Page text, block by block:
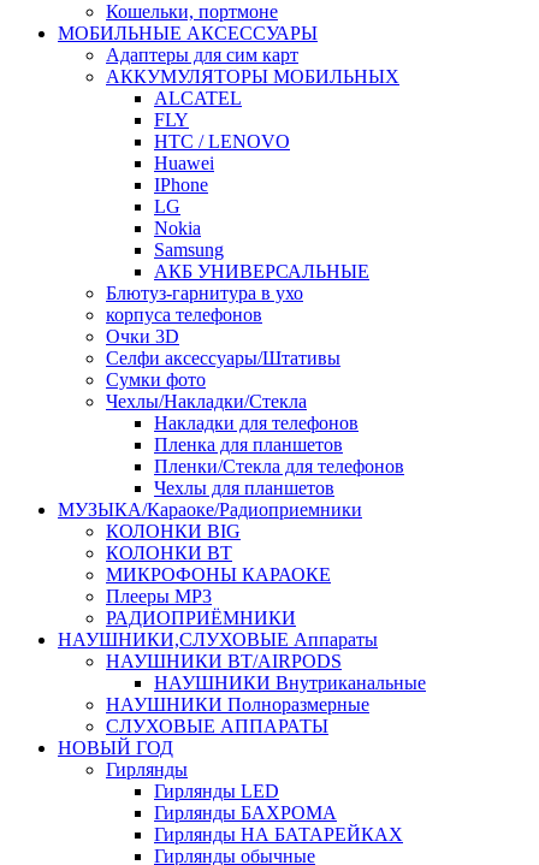
Кошельки, портмоне
МОБИЛЬНЫЕ АКСЕССУАРЫ
Адаптеры для сим карт
АККУМУЛЯТОРЫ МОБИЛЬНЫХ
ALCATEL
FLY
HTC / LENOVO
Huawei
IPhone
LG
Nokia
Samsung
АКБ УНИВЕРСАЛЬНЫЕ
Блютуз-гарнитура в ухо
корпуса телефонов
Очки 3D
Селфи аксессуары/Штативы
Сумки фото
Чехлы/Накладки/Стекла
Накладки для телефонов
Пленка для планшетов
Пленки/Стекла для телефонов
Чехлы для планшетов
МУЗЫКА/Караоке/Радиоприемники
КОЛОНКИ BIG
КОЛОНКИ BT
МИКРОФОНЫ КАРАОКЕ
Плееры MP3
РАДИОПРИЁМНИКИ
НАУШНИКИ,СЛУХОВЫЕ Аппараты
НАУШНИКИ BT/AIRPODS
НАУШНИКИ Внутриканальные
НАУШНИКИ Полноразмерные
СЛУХОВЫЕ АППАРАТЫ
НОВЫЙ ГОД
Гирлянды
Гирлянды LED
Гирлянды БАХРОМА
Гирлянды НА БАТАРЕЙКАХ
Гирлянды обычные